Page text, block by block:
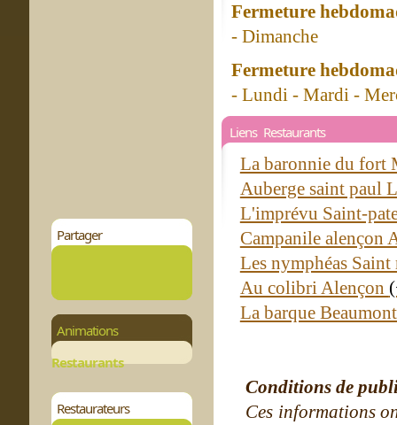
Partager
Animations
Restaurants
Restaurateurs
Fermeture
- Dimanche
Fermeture
- Lundi - Mardi -
Liens Restaurants
La baronnie du fort
Auberge saint paul
L'imprévu Saint-
Campanile alençon
Les nymphéas
Au colibri Alençon
La barque
Conditions de
Ces informations